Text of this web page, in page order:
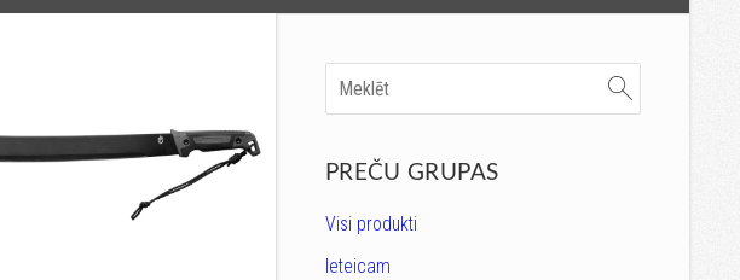
PREČU GRUPAS
Visi produkti
Ieteicam